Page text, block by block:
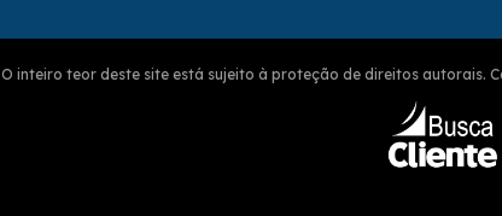
O inteiro teor deste site está sujeito à proteção de direitos autorais.